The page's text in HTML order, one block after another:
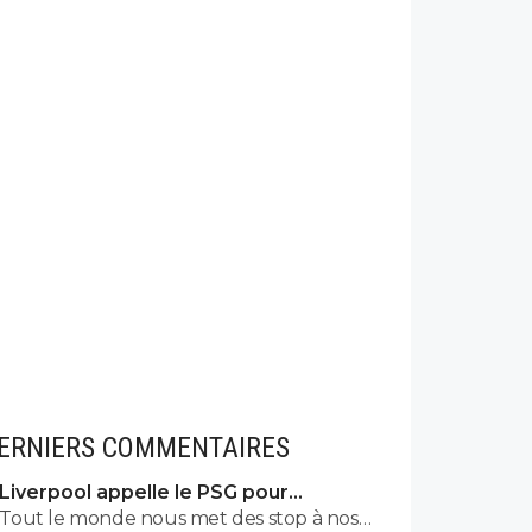
COMMENTAIRES
Liverpool appelle le PSG pour
renoncer à Barcola
Tout le monde nous met des stop à nos